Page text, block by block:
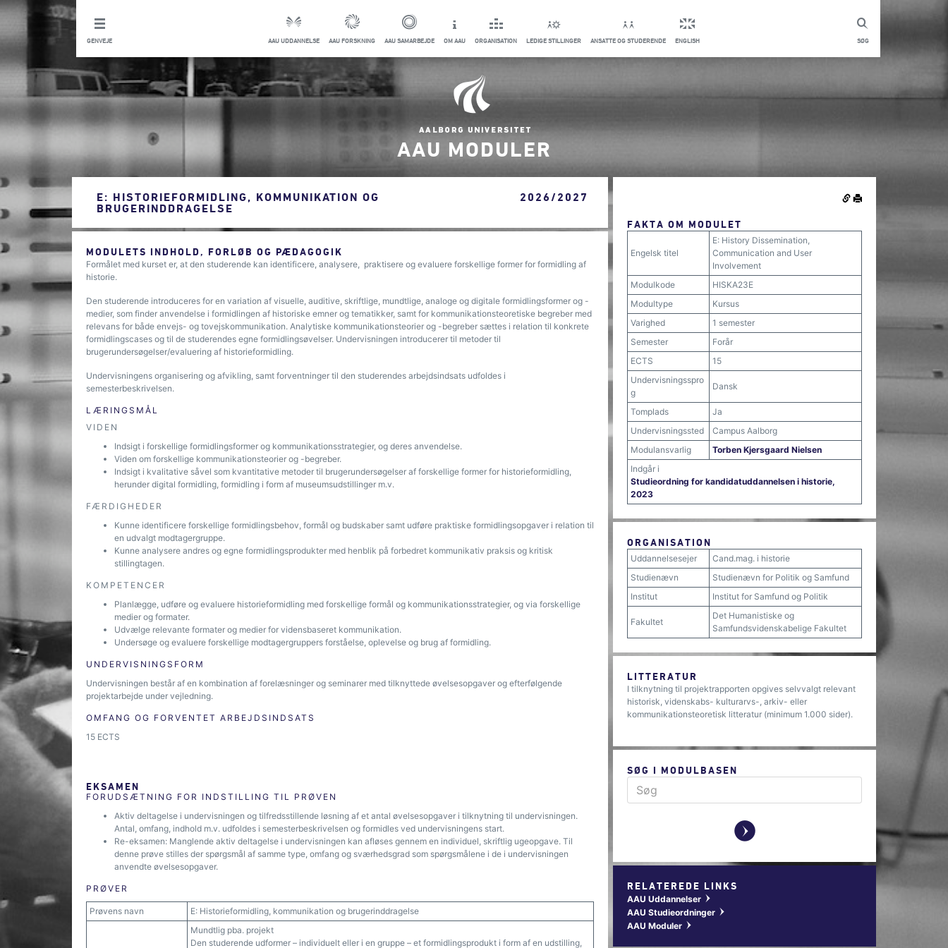
SØG
GENVEJE AAU UDDANNELSE AAU FORSKNING AAU SAMARBEJDE OM AAU ORGANISATION LEDIGE STILLINGER ANSATTE OG STUDERENDE ENGLISH
AAU MODULER
E: HISTORIEFORMIDLING, KOMMUNIKATION OG
BRUGERINDDRAGELSE
2026/2027
MODULETS INDHOLD, FORLØB OG PÆDAGOGIK
Formålet med kurset er, at den studerende kan identificere, analysere, praktisere og evaluere forskellige former for formidling af
historie.
Den studerende introduceres for en variation af visuelle, auditive, skriftlige, mundtlige, analoge og digitale formidlingsformer og -
medier, som finder anvendelse i formidlingen af historiske emner og tematikker, samt for kommunikationsteoretiske begreber med
relevans for både envejs- og tovejskommunikation. Analytiske kommunikationsteorier og -begreber sættes i relation til konkrete
formidlingscases og til de studerendes egne formidlingsøvelser. Undervisningen introducerer til metoder til
brugerundersøgelser/evaluering af historieformidling.
Undervisningens organisering og afvikling, samt forventninger til den studerendes arbejdsindsats udfoldes i
semesterbeskrivelsen.
LÆRINGSMÅL
VIDEN
Indsigt i forskellige formidlingsformer og kommunikationsstrategier, og deres anvendelse.
Viden om forskellige kommunikationsteorier og -begreber.
Indsigt i kvalitative såvel som kvantitative metoder til brugerundersøgelser af forskellige former for historieformidling,
herunder digital formidling, formidling i form af museumsudstillinger m.v.
FÆRDIGHEDER
Kunne identificere forskellige formidlingsbehov, formål og budskaber samt udføre praktiske formidlingsopgaver i relation til
en udvalgt modtagergruppe.
Kunne analysere andres og egne formidlingsprodukter med henblik på forbedret kommunikativ praksis og kritisk
stillingtagen.
KOMPETENCER
Planlægge, udføre og evaluere historieformidling med forskellige formål og kommunikationsstrategier, og via forskellige
medier og formater.
Udvælge relevante formater og medier for vidensbaseret kommunikation.
Undersøge og evaluere forskellige modtagergruppers forståelse, oplevelse og brug af formidling.
UNDERVISNINGSFORM
Undervisningen består af en kombination af forelæsninger og seminarer med tilknyttede øvelsesopgaver og efterfølgende
projektarbejde under vejledning.
OMFANG OG FORVENTET ARBEJDSINDSATS
15 ECTS
EKSAMEN
FORUDSÆTNING FOR INDSTILLING TIL PRØVEN
Aktiv deltagelse i undervisningen og tilfredsstillende løsning af et antal øvelsesopgaver i tilknytning til undervisningen.
Antal, omfang, indhold m.v. udfoldes i semesterbeskrivelsen og formidles ved undervisningens start.
Re-eksamen: Manglende aktiv deltagelse i undervisningen kan afløses gennem en individuel, skriftlig ugeopgave. Til
denne prøve stilles der spørgsmål af samme type, omfang og sværhedsgrad som spørgsmålene i de i undervisningen
anvendte øvelsesopgaver.
PRØVER
Prøvens navn
E: Historieformidling, kommunikation og brugerinddragelse
Mundtlig pba. projekt
Den studerende udformer – individuelt eller i en gruppe – et formidlingsprodukt i form af en udstilling,
FAKTA OM MODULET
Engelsk titel
E: History Dissemination,
Communication and User
Involvement
Modulkode
HISKA23E
Modultype
Kursus
Varighed
1 semester
Semester
Forår
ECTS
15
Undervisningsspro
g
Dansk
Tomplads
Ja
Undervisningssted
Campus Aalborg
Modulansvarlig
Torben Kjersgaard Nielsen
Indgår i
Studieordning for kandidatuddannelsen i historie,
2023
ORGANISATION
Uddannelsesejer
Cand.mag. i historie
Studienævn
Studienævn for Politik og Samfund
Institut
Institut for Samfund og Politik
Fakultet
Det Humanistiske og
Samfundsvidenskabelige Fakultet
LITTERATUR
I tilknytning til projektrapporten opgives selvvalgt relevant
historisk, videnskabs- kulturarvs-, arkiv- eller
kommunikationsteoretisk litteratur (minimum 1.000 sider).
SØG I MODULBASEN
y
RELATEREDE LINKS
AAU Uddannelser w
AAU Studieordninger w
AAU Moduler w